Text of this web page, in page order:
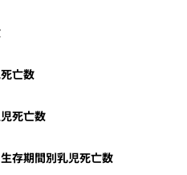
亡数
死亡数
存期間別乳児死亡数